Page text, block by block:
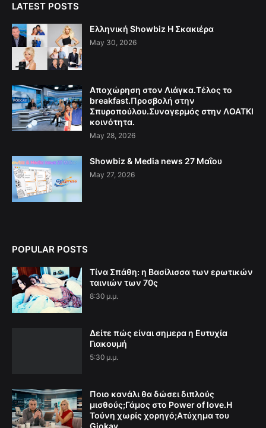
LATEST POSTS
Ελληνική Showbiz Η Σκακιέρα
May 30, 2026
Αποχώρηση στον Λιάγκα.Τέλος το
breakfast.Προσβολή στην
Σπυροπούλου.Συναγερμός στην ΛΟΑΤΚΙ
κοινότητα.
May 28, 2026
Showbiz & Media news 27 Μαΐου
May 27, 2026
POPULAR POSTS
Τίνα Σπάθη: η Βασίλισσα των ερωτικών
ταινιών των 70ς
8:30 μ.μ.
Δείτε πώς είναι σημερα η Ευτυχία
Γιακουμή
5:30 μ.μ.
Ποιο κανάλι θα δώσει διπλούς
μισθούς;Γάμος στο Power of love.Η
Τούνη χωρίς χορηγό;Aτύχημα του